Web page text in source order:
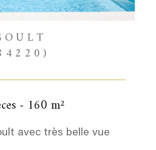
- 160 m²
avec très belle vue